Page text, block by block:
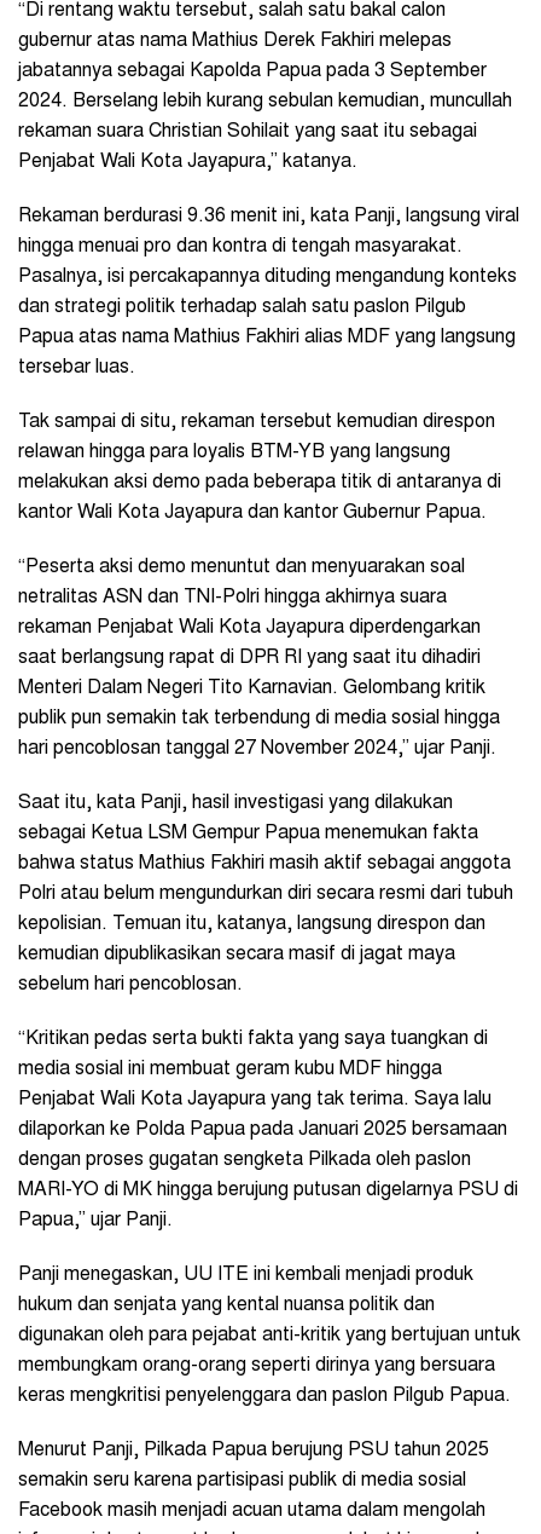
“Di rentang waktu tersebut, salah satu bakal calon
gubernur atas nama Mathius Derek Fakhiri melepas
jabatannya sebagai Kapolda Papua pada 3 September
2024. Berselang lebih kurang sebulan kemudian, muncullah
rekaman suara Christian Sohilait yang saat itu sebagai
Penjabat Wali Kota Jayapura,” katanya.
Rekaman berdurasi 9.36 menit ini, kata Panji, langsung viral
hingga menuai pro dan kontra di tengah masyarakat.
Pasalnya, isi percakapannya dituding mengandung konteks
dan strategi politik terhadap salah satu paslon Pilgub
Papua atas nama Mathius Fakhiri alias MDF yang langsung
tersebar luas.
Tak sampai di situ, rekaman tersebut kemudian direspon
relawan hingga para loyalis BTM-YB yang langsung
melakukan aksi demo pada beberapa titik di antaranya di
kantor Wali Kota Jayapura dan kantor Gubernur Papua.
“Peserta aksi demo menuntut dan menyuarakan soal
netralitas ASN dan TNI-Polri hingga akhirnya suara
rekaman Penjabat Wali Kota Jayapura diperdengarkan
saat berlangsung rapat di DPR RI yang saat itu dihadiri
Menteri Dalam Negeri Tito Karnavian. Gelombang kritik
publik pun semakin tak terbendung di media sosial hingga
hari pencoblosan tanggal 27 November 2024,” ujar Panji.
Saat itu, kata Panji, hasil investigasi yang dilakukan
sebagai Ketua LSM Gempur Papua menemukan fakta
bahwa status Mathius Fakhiri masih aktif sebagai anggota
Polri atau belum mengundurkan diri secara resmi dari tubuh
kepolisian. Temuan itu, katanya, langsung direspon dan
kemudian dipublikasikan secara masif di jagat maya
sebelum hari pencoblosan.
“Kritikan pedas serta bukti fakta yang saya tuangkan di
media sosial ini membuat geram kubu MDF hingga
Penjabat Wali Kota Jayapura yang tak terima. Saya lalu
dilaporkan ke Polda Papua pada Januari 2025 bersamaan
dengan proses gugatan sengketa Pilkada oleh paslon
MARI-YO di MK hingga berujung putusan digelarnya PSU di
Papua,” ujar Panji.
Panji menegaskan, UU ITE ini kembali menjadi produk
hukum dan senjata yang kental nuansa politik dan
digunakan oleh para pejabat anti-kritik yang bertujuan untuk
membungkam orang-orang seperti dirinya yang bersuara
keras mengkritisi penyelenggara dan paslon Pilgub Papua.
Menurut Panji, Pilkada Papua berujung PSU tahun 2025
semakin seru karena partisipasi publik di media sosial
Facebook masih menjadi acuan utama dalam mengolah